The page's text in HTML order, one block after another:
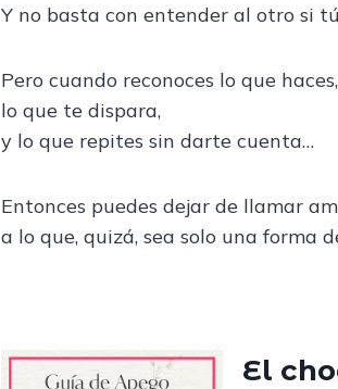
Y no basta con entender al otro si
Pero cuando reconoces lo que haces,
lo que te dispara,
y lo que repites sin darte cuenta…
Entonces puedes dejar de llamar
a lo que, quizá, sea solo una forma
El